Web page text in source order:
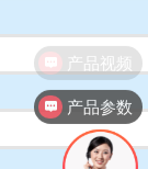
产品参数